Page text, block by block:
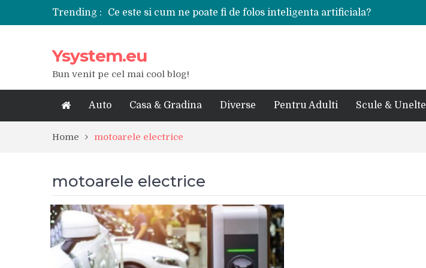
Trending :
Ce este si cum ne poate fi de folos inteligenta artificiala?
Tipuri de polizoare de care este nevoie intr-un atelier
De ce poate fi riscant consumul de bauturi alcoolice?
Ce marca auto sa aleg dintre Mercedes, Audi si BMW?
Merita sa aleg un gard din fier forjat pentru curtea casei?
Cele mai bune smartphone-uri lansate in anul 2024
Modul in care a evoluat tehnologia in ultimul secol
iPhone 16Pro Max sau Samsung Galaxy S24 Ultra?
Ysystem.eu
Bun venit pe cel mai cool blog!
Auto Casa & Gradina Diverse Pentru Adulti Scule & Unelte
Home motoarele electrice
motoarele electrice